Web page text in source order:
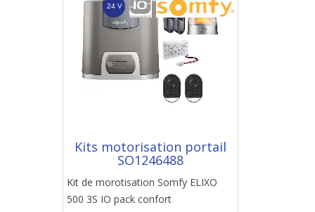
Kits motorisation portail
SO1246488
Kit de morotisation Somfy ELIXO
500 3S IO pack confort